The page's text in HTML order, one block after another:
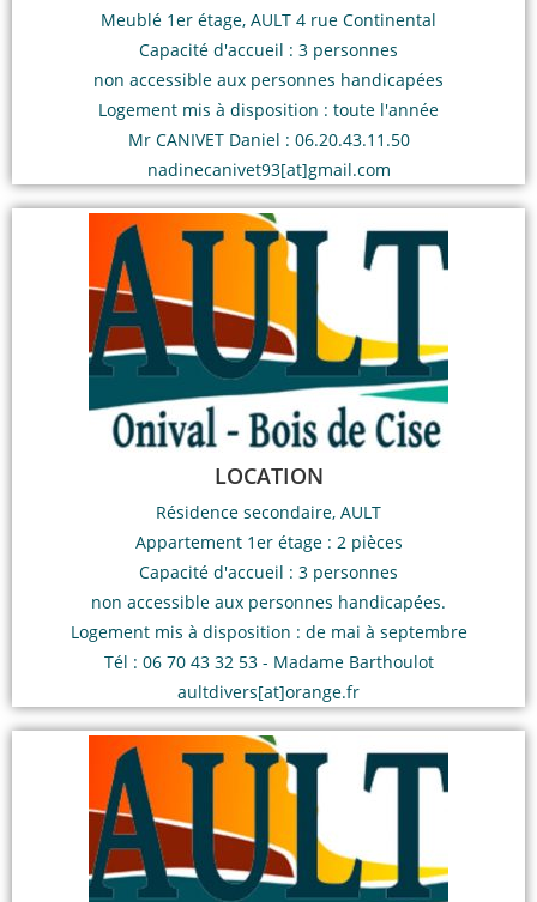
Meublé 1er étage, AULT 4 rue Continental
Capacité d'accueil : 3 personnes
non accessible aux personnes handicapées
Logement mis à disposition : toute l'année
Mr CANIVET Daniel : 06.20.43.11.50
nadinecanivet93[at]gmail.com
LOCATION
Résidence secondaire, AULT
Appartement 1er étage : 2 pièces
Capacité d'accueil : 3 personnes
non accessible aux personnes handicapées.
Logement mis à disposition : de mai à septembre
Tél : 06 70 43 32 53 - Madame Barthoulot
aultdivers[at]orange.fr